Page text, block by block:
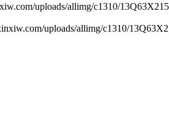
uploads/allimg/c1310/
uploads/allimg/c1310/